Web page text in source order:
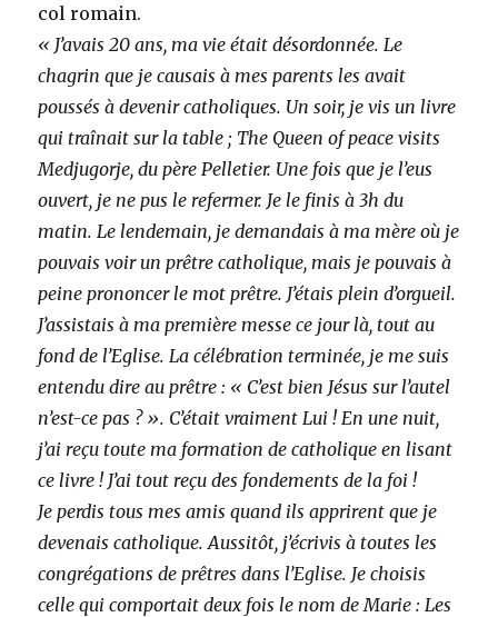
col romain.
« J’avais 20 ans, ma vie était désordonnée. Le
chagrin que je causais à mes parents les avait
poussés à devenir catholiques. Un soir, je vis un livre
qui traînait sur la table ; The Queen of peace visits
Medjugorje, du père Pelletier. Une fois que je l’eus
ouvert, je ne pus le refermer. Je le finis à 3h du
matin. Le lendemain, je demandais à ma mère où je
pouvais voir un prêtre catholique, mais je pouvais à
peine prononcer le mot prêtre. J’étais plein d’orgueil.
J’assistais à ma première messe ce jour là, tout au
fond de l’Eglise. La célébration terminée, je me suis
entendu dire au prêtre : « C’est bien Jésus sur l’autel
n’est-ce pas ? ». C’était vraiment Lui ! En une nuit,
j’ai reçu toute ma formation de catholique en lisant
ce livre ! J’ai tout reçu des fondements de la foi !
Je perdis tous mes amis quand ils apprirent que je
devenais catholique. Aussitôt, j’écrivis à toutes les
congrégations de prêtres dans l’Eglise. Je choisis
celle qui comportait deux fois le nom de Marie : Les